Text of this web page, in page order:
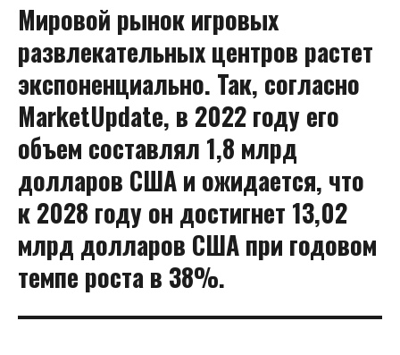
Мировой рынок игровых
развлекательных центров растет
экспоненциально. Так, согласно
MarketUpdate, в 2022 году его
объем составлял 1,8 млрд
долларов США и ожидается, что
к 2028 году он достигнет 13,02
млрд долларов США при годовом
темпе роста в 38%.